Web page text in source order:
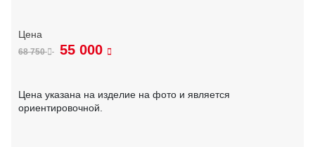
68 750 55 000
Цена указана на изделие на фото и является
ориентировочной.